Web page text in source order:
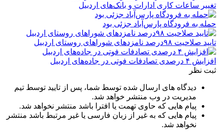
تغییر ساعات کاری ادارات و بانک‌های اردبیل
حمله به فرودگاه پارس‌‌آباد جزئی بود
تایید صلاحیت ۹۸درصد نامزدهای شوراهای روستای اردبیل
افزایش ۴ درصدی تصادفات فوتی در جاده‌های اردبیل
ثبت نظر
دیدگاه های ارسال شده توسط شما، پس از تایید توسط تیم
مدیریت در وب منتشر خواهد شد.
پیام هایی که حاوی تهمت یا افترا باشد منتشر نخواهد شد.
پیام هایی که به غیر از زبان فارسی یا غیر مرتبط باشد منتشر
نخواهد شد.